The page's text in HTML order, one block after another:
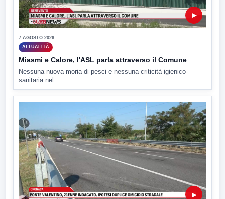
▶
7 AGOSTO 2026
ATTUALITÀ
Miasmi e Calore, l'ASL parla attraverso il Comune
Nessuna nuova moria di pesci e nessuna criticità igienico-
sanitaria nel...
▶